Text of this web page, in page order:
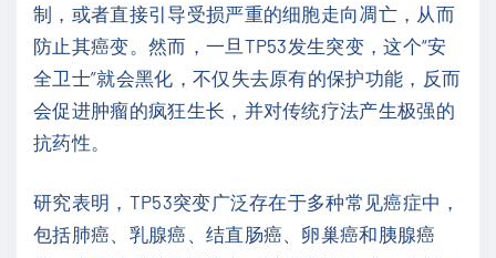
制，或者直接引导受损严重的细胞走向凋亡，从而
防止其癌变。然而，一旦TP53发生突变，这个“安
全卫士”就会黑化，不仅失去原有的保护功能，反而
会促进肿瘤的疯狂生长，并对传统疗法产生极强的
抗药性。
研究表明，TP53突变广泛存在于多种常见癌症中，
包括肺癌、乳腺癌、结直肠癌、卵巢癌和胰腺癌